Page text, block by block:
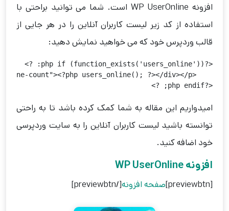
افزونه WP UserOnline است. شما می توانید براحتی با
استفاده از کد زیر لیست کاربران آنلاین را در هر جایی از
قالب وردپرس خود که می خواهید نمایش دهید:
<?php endif; ?>
امیدواریم این مقاله به شما کمک کرده باشد تا به راحتی
توانسته باشید لیست کاربران آنلاین را به سایت وردپرسی
خود اضافه کنید.
افزونه WP UserOnline
[previewbtn] صفحه افزونه[/previewbtn]